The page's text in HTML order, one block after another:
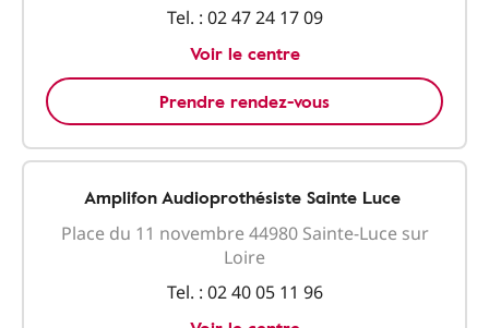
Tel. : 02 47 24 17 09
Voir le centre
Prendre rendez-vous
Amplifon Audioprothésiste Sainte Luce
Place du 11 novembre 44980 Sainte-Luce sur
Loire
Tel. : 02 40 05 11 96